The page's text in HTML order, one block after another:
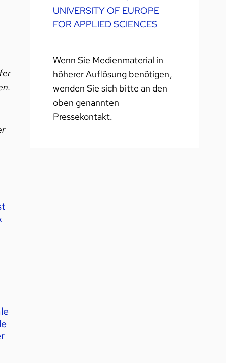
UNIVERSITY OF EUROPE
FOR APPLIED SCIENCES
Wenn Sie Medienmaterial in
höherer Auflösung benötigen,
wenden Sie sich bitte an den
oben genannten
Pressekontakt.